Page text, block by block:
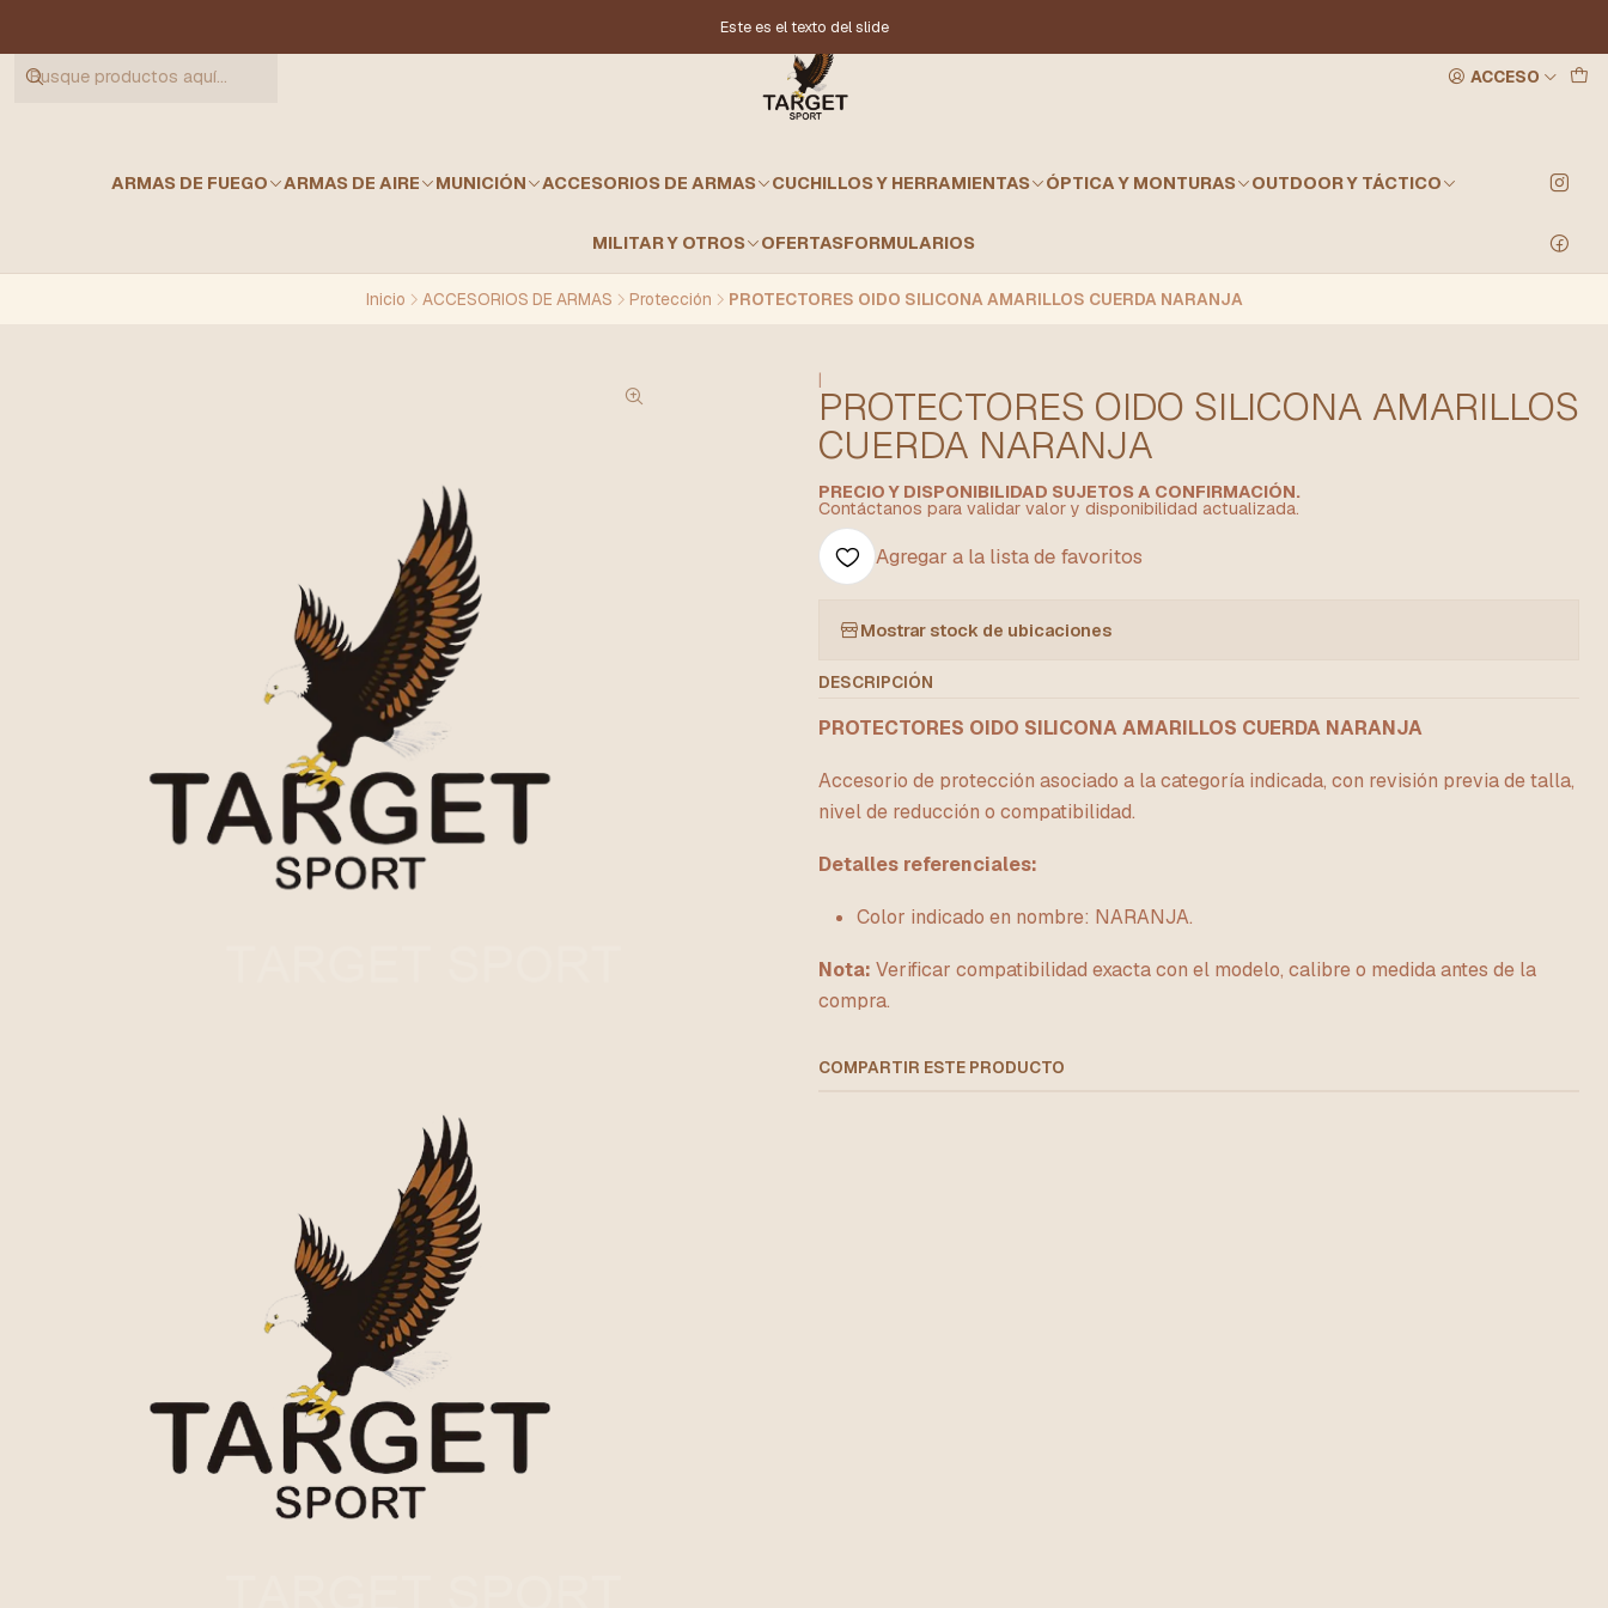
ACCESO
ARMAS DE FUEGO ARMAS DE AIRE MUNICIÓN ACCESORIOS DE ARMAS CUCHILLOS Y HERRAMIENTAS ÓPTICA Y MONTURAS OUTDOOR Y TÁCTICO
MILITAR Y OTROS OFERTASFORMULARIOS
Este es el texto del slide
Inicio ACCESORIOS DE ARMAS Protección PROTECTORES OIDO SILICONA AMARILLOS CUERDA NARANJA
|
PROTECTORES OIDO SILICONA AMARILLOS
CUERDA NARANJA
PRECIO Y DISPONIBILIDAD SUJETOS A CONFIRMACIÓN.
Contáctanos para validar valor y disponibilidad actualizada.
Agregar a la lista de favoritos
Mostrar stock de ubicaciones
DESCRIPCIÓN
PROTECTORES OIDO SILICONA AMARILLOS CUERDA NARANJA
Accesorio de protección asociado a la categoría indicada, con revisión previa de talla,
nivel de reducción o compatibilidad.
Detalles referenciales:
Color indicado en nombre: NARANJA.
Nota: Verificar compatibilidad exacta con el modelo, calibre o medida antes de la
compra.
COMPARTIR ESTE PRODUCTO